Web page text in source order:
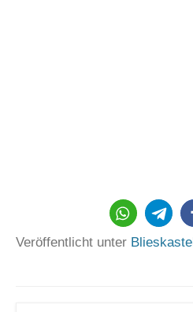
Veröffentlicht unter Blieskastel